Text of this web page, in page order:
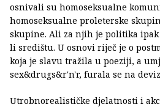
osnivali su homoseksualne
homoseksualne proleterske
skupine. Ali za njih je politika
li središtu. U osnovi riječ je o
koja je slavu tražila u poeziji, a
sex&drugs&r'n'r, furala se na
Utrobnorealističke djelatnosti i